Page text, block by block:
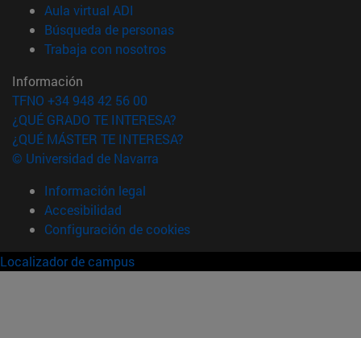
Aula virtual ADI
Búsqueda de personas(abre en nueva ventana)
Trabaja con nosotros(abre en nueva ventana)
Información
TFNO +34 948 42 56 00
¿QUÉ GRADO TE INTERESA?
¿QUÉ MÁSTER TE INTERESA?
© Universidad de Navarra
Información legal
Accesibilidad
Configuración de cookies
Localizador de campus